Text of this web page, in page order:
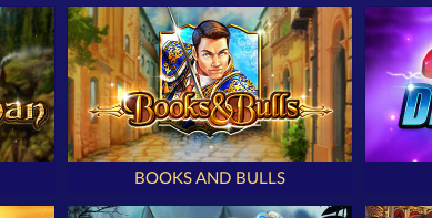
BOOKS AND BULLS